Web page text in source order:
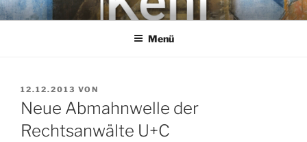
Zum
InhaltKEHL
Rechtsanwaltsgesellschaft mbH
Menü
VERÖFFENTLICHT
AM
12.12.2013 VON
Neue Abmahnwelle der
Rechtsanwälte U+C